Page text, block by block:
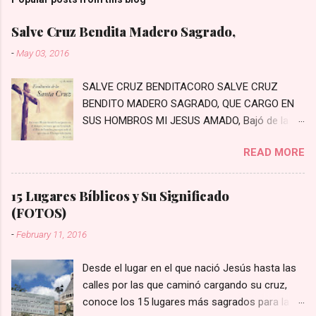
Salve Cruz Bendita Madero Sagrado,
-May 03, 2016
SALVE CRUZ BENDITACORO SALVE CRUZ
BENDITO MADERO SAGRADO, QUE CARGO EN
SUS HOMBROS MI JESUS AMADO, Bajó de la
Jerusalén Bajaste Tú al mundo con crecido
amor, Moriste en la Cruz por el pecador En un
arrabal rodeado de penas, Prisionero te hayas
con crueles cadenas Con crueles cadenas te
azotando Con hiel y vinagre lo fortalecieron,
Miradle el cabello lo tiene mezclado, Y por eso
dicen que está agraviado Miradle las sienes, las
tiene quebradas, Con crueles espinas las tiene
READ MORE
15 Lugares Bíblicos y Su Significado
(FOTOS)
-February 11, 2016
Desde el lugar en el que nació Jesús hasta las
calles por las que caminó cargando su cruz,
conoce los 15 lugares más sagrados para la fe